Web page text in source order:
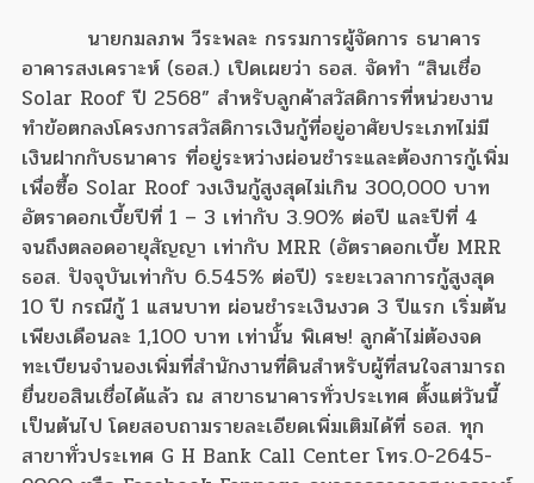
นายกมลภพ วีระพละ กรรมการผู้จัดการ ธนาคาร
อาคารสงเคราะห์ (ธอส.) เปิดเผยว่า ธอส. จัดทำ “สินเชื่อ
Solar Roof ปี 2568” สำหรับลูกค้าสวัสดิการที่หน่วยงาน
ทำข้อตกลงโครงการสวัสดิการเงินกู้ที่อยู่อาศัยประเภทไม่มี
เงินฝากกับธนาคาร ที่อยู่ระหว่างผ่อนชำระและต้องการกู้เพิ่ม
เพื่อซื้อ Solar Roof วงเงินกู้สูงสุดไม่เกิน 300,000 บาท
อัตราดอกเบี้ยปีที่ 1 – 3 เท่ากับ 3.90% ต่อปี และปีที่ 4
จนถึงตลอดอายุสัญญา เท่ากับ MRR (อัตราดอกเบี้ย MRR
ธอส. ปัจจุบันเท่ากับ 6.545% ต่อปี) ระยะเวลาการกู้สูงสุด
10 ปี กรณีกู้ 1 แสนบาท ผ่อนชำระเงินงวด 3 ปีแรก เริ่มต้น
เพียงเดือนละ 1,100 บาท เท่านั้น พิเศษ! ลูกค้าไม่ต้องจด
ทะเบียนจำนองเพิ่มที่สำนักงานที่ดินสำหรับผู้ที่สนใจสามารถ
ยื่นขอสินเชื่อได้แล้ว ณ สาขาธนาคารทั่วประเทศ ตั้งแต่วันนี้
เป็นต้นไป โดยสอบถามรายละเอียดเพิ่มเติมได้ที่ ธอส. ทุก
สาขาทั่วประเทศ G H Bank Call Center โทร.0-2645-